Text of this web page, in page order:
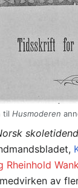
til Husmoderen
Rheinhold
av